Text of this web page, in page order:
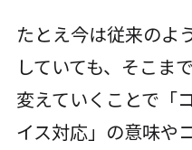
たとえ今は従来のよ
していても、そこま
変えていくことで「
イス対応」の意味や